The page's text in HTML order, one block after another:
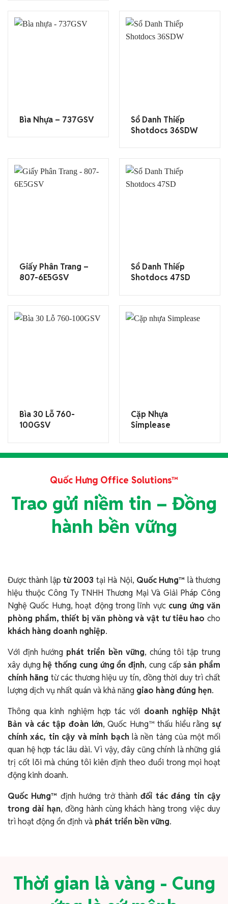
Bìa Nhựa – 737GSV
Sổ Danh Thiếp
Shotdocs 36SDW
Giấy Phân Trang –
807-6E5GSV
Sổ Danh Thiếp
Shotdocs 47SD
Bìa 30 Lỗ 760-
100GSV
Cặp Nhựa
Simplease
Quốc Hưng Office Solutions™
Trao gửi niềm tin – Đồng
hành bền vững
Được thành lậptừ 2003 tại Hà Nội, Quốc Hưng™ là thương
hiệu thuộc Công Ty TNHH Thương Mại Và Giải Pháp Công
Nghệ Quốc Hưng, hoạt động trong lĩnh vực cung ứng văn
phòng phẩm, thiết bị văn phòng và vật tư tiêu hao cho
khách hàng doanh nghiệp.
Với định hướng phát triển bền vững, chúng tôi tập trung
xây dựng hệ thống cung ứng ổn định, cung cấp sản phẩm
chính hãng từ các thương hiệu uy tín, đồng thời duy trì chất
lượng dịch vụ nhất quán và khả năng giao hàng đúng hẹn.
Thông qua kinh nghiệm hợp tác với doanh nghiệp Nhật
Bản và các tập đoàn lớn, Quốc Hưng™ thấu hiểu rằng sự
chính xác, tin cậy và minh bạch là nền tảng của một mối
quan hệ hợp tác lâu dài. Vì vậy, đây cũng chính là những giá
trị cốt lõi mà chúng tôi kiên định theo đuổi trong mọi hoạt
động kinh doanh.
Quốc Hưng™ định hướng trở thànhđối tác đáng tin cậy
trong dài hạn, đồng hành cùng khách hàng trong việc duy
trì hoạt động ổn định và phát triển bền vững.
Thời gian là vàng - Cung